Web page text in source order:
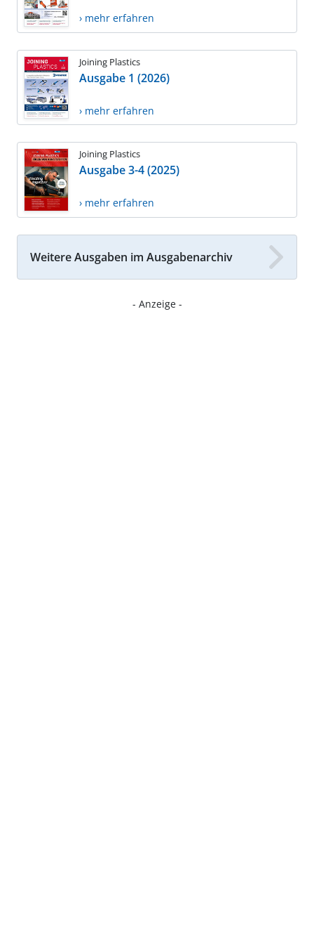
› mehr erfahren
Joining Plastics
Ausgabe 1 (2026)
› mehr erfahren
Joining Plastics
Ausgabe 3-4 (2025)
› mehr erfahren
Weitere Ausgaben im Ausgabenarchiv
- Anzeige -